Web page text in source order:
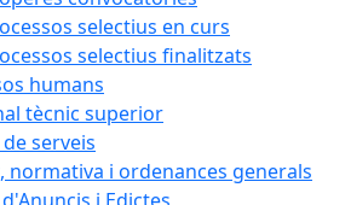
selectius en curs
selectius finalitzats
humans
tècnic superior
serveis
normativa i ordenances generals